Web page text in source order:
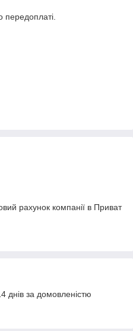
передоплаті.
рахунок компанії в Приват
днів за домовленістю